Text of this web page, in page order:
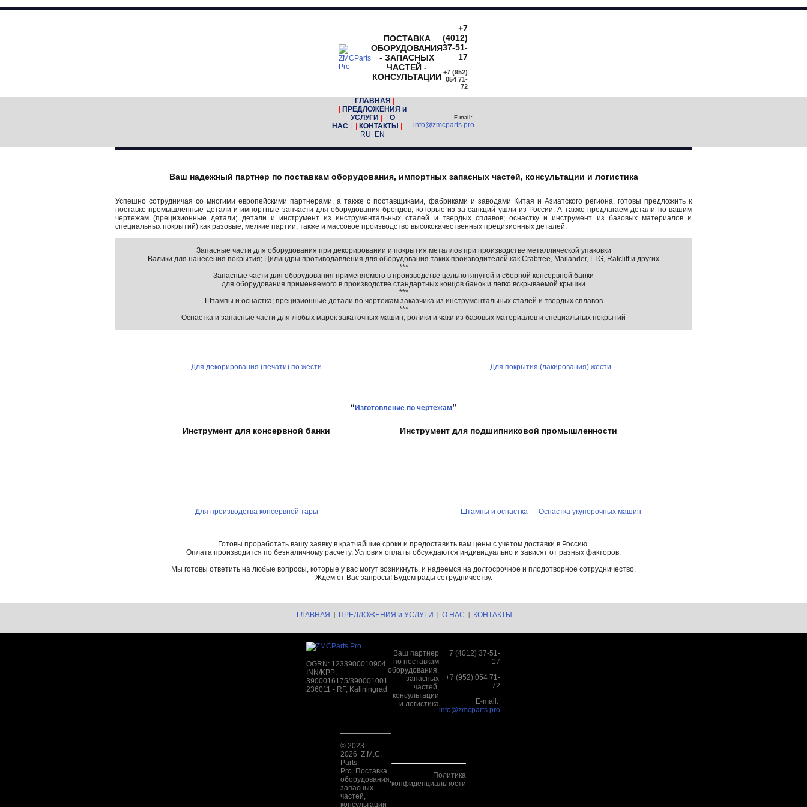
ПОСТАВКА
ОБОРУДОВАНИЯ
- ЗАПАСНЫХ
ЧАСТЕЙ -
КОНСУЛЬТАЦИИ
+7
(4012)
37-51-
17
+7 (952)
054 71-
72
ГЛАВНАЯ
ПРЕДЛОЖЕНИЯ и
УСЛУГИ
О
НАС
КОНТАКТЫ
RU
EN
E-mail:
info@zmcparts.pro
Ваш надежный партнер по поставкам оборудования, импортных запасных частей, консультации и логистика
Успешно сотрудничая со многими европейскими партнерами, а также с поставщиками, фабриками и заводами Китая и Азиатского региона, готовы предложить к
поставке промышленные детали и импортные запчасти для оборудования брендов, которые из-за санкций ушли из России. А также предлагаем детали по вашим
чертежам (прецизионные детали; детали и инструмент из инструментальных сталей и твердых сплавов; оснастку и инструмент из базовых материалов и
специальных покрытий) как разовые, мелкие партии, также и массовое производство высококачественных прецизионных деталей.
Запасные части для оборудования при декорировании и покрытия металлов при производстве металлической упаковки
Валики для нанесения покрытия; Цилиндры противодавления для оборудования таких производителей как Crabtree, Mailander, LTG, Ratcliff и других
***
Запасные части для оборудования применяемого в производстве цельнотянутой и сборной консервной банки
для оборудования применяемого в производстве стандартных концов банок и легко вскрываемой крышки
***
Штампы и оснастка; прецизионные детали по чертежам заказчика из инструментальных сталей и твердых сплавов
***
Оснастка и запасные части для любых марок закаточных машин, ролики и чаки из базовых материалов и специальных покрытий
Для декорирования (печати) по жести Для покрытия (лакирования) жести
“Изготовление по чертежам”
Инструмент для консервной банки Инструмент для подшипниковой промышленности
Для производства консервной тары Штампы и оснастка Оснастка укупорочных машин
Готовы проработать вашу заявку в кратчайшие сроки и предоставить вам цены с учетом доставки в Россию.
Оплата производится по безналичному расчету. Условия оплаты обсуждаются индивидуально и зависят от разных факторов.
Мы готовы ответить на любые вопросы, которые у вас могут возникнуть, и надеемся на долгосрочное и плодотворное сотрудничество.
Ждем от Вас запросы! Будем рады сотрудничеству.
ГЛАВНАЯ | ПРЕДЛОЖЕНИЯ и УСЛУГИ | О НАС | КОНТАКТЫ
OGRN: 1233900010904
INN/KPP:
3900016175/390001001
236011 - RF, Kaliningrad
Ваш партнер
по поставкам
оборудования,
запасных
частей,
консультации
и логистика
+7 (4012) 37-51-
17
+7 (952) 054 71-
72
E-mail:
info@zmcparts.pro
© 2023-
2026 Z.M.C.
Parts
Pro Поставка
оборудования,
запасных
частей,
консультации
Политика
конфиденциальности